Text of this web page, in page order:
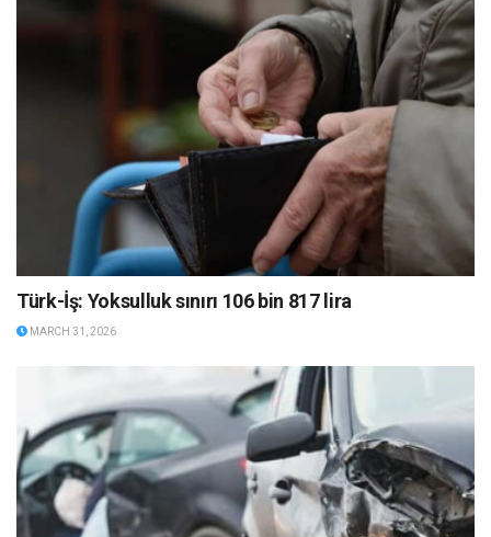
Türk-İş: Yoksulluk sınırı 106 bin 817 lira
MARCH 31, 2026